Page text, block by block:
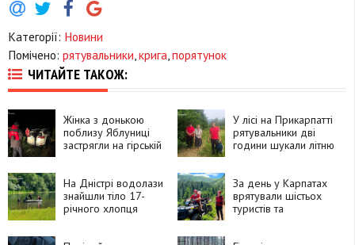
Категорії: Новини
Помічено: рятувальники крига порятунок
ЧИТАЙТЕ ТАКОЖ:
Жінка з донькою
поблизу Яблуниці
застрягли на гірській
У лісі на Прикарпатті
рятувальники дві
години шукали літню
На Дністрі водолази
знайшли тіло 17-
річного хлопця
За день у Карпатах
врятували шістьох
туристів та